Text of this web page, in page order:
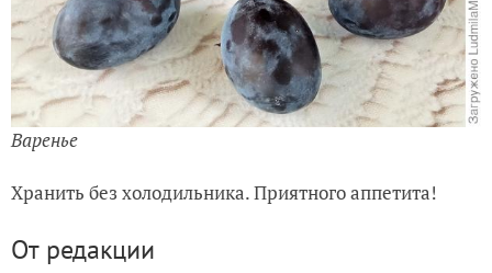
Варенье
Хранить без холодильника. Приятного аппетита!
От редакции